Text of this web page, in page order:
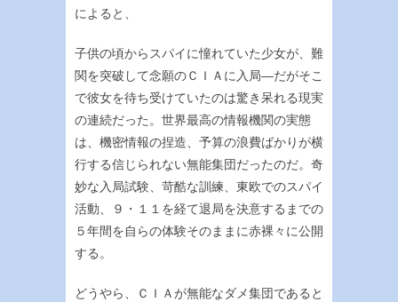
によると、
子供の頃からスパイに憧れていた少女が、難
関を突破して念願のＣＩＡに入局―だがそこ
で彼女を待ち受けていたのは驚き呆れる現実
の連続だった。世界最高の情報機関の実態
は、機密情報の捏造、予算の浪費ばかりが横
行する信じられない無能集団だったのだ。奇
妙な入局試験、苛酷な訓練、東欧でのスパイ
活動、９・１１を経て退局を決意するまでの
５年間を自らの体験そのままに赤裸々に公開
する。
どうやら、ＣＩＡが無能なダメ集団であると